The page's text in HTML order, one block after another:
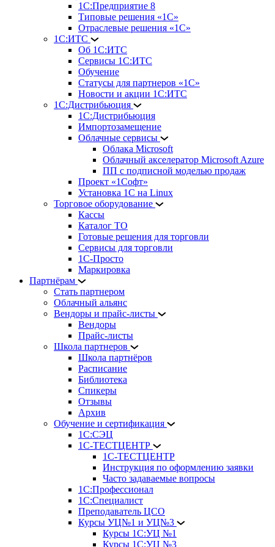
1С:Предприятие 8
Типовые решения «1С»
Отраслевые решения «1С»
1С:ИТС
Об 1С:ИТС
Сервисы 1С:ИТС
Обучение
Статусы для партнеров «1С»
Новости и акции 1С:ИТС
1С:Дистрибьюция
1С:Дистрибьюция
Импортозамещение
Облачные сервисы
Облака Microsoft
Облачный акселератор Microsoft Azure
ПП с подписной моделью продаж
Проект «1Софт»
Установка 1С на Linux
Торговое оборудование
Кассы
Каталог ТО
Готовые решения для торговли
Сервисы для торговли
1С-Просто
Маркировка
Партнёрам
Стать партнером
Облачный альянс
Вендоры и прайс-листы
Вендоры
Прайс-листы
Школа партнеров
Школа партнёров
Расписание
Библиотека
Спикеры
Отзывы
Архив
Обучение и сертификация
1С:СЭЦ
1С-ТЕСТЦЕНТР
1С-ТЕСТЦЕНТР
Инструкция по оформлению заявки
Часто задаваемые вопросы
1С:Профессионал
1С:Специалист
Преподаватель ЦСО
Курсы УЦ№1 и УЦ№3
Курсы 1С:УЦ №1
Курсы 1С:УЦ №3